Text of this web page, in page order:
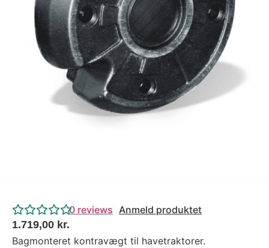
Tips og tricks
4.4 Google Reviews
4.7 Trustpilot
0 reviews Anmeld produktet
1.719,00 kr.
Bagmonteret kontravægt til havetraktorer.